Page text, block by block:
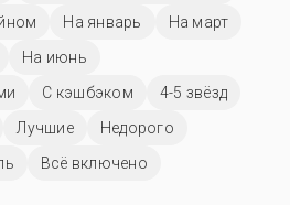
На январь
На март
На июнь
С кэшбэком
4-5 звёзд
Лучшие
Недорого
Всё включено